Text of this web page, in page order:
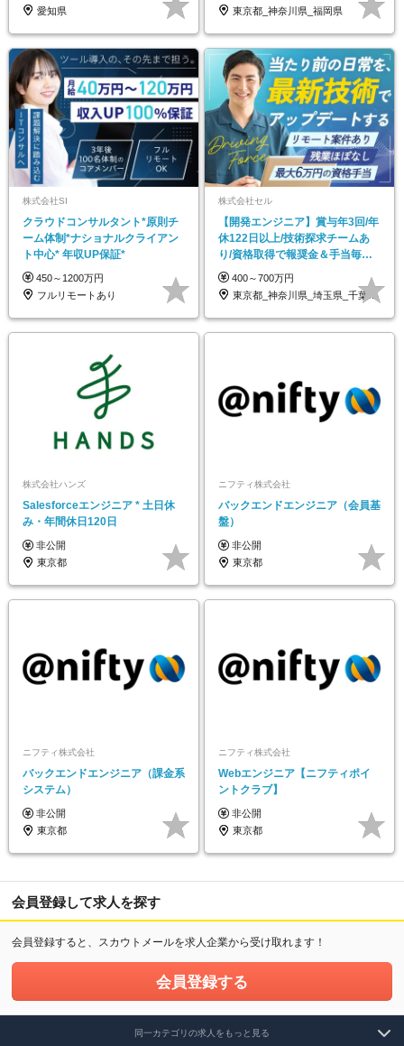
愛知県
東京都_神奈川県_福岡県
株式会社SI
クラウドコンサルタント*原則チ
ーム体制*ナショナルクライアン
ト中心* 年収UP保証*
450～1200万円
フルリモートあり
株式会社セル
【開発エンジニア】賞与年3回/年
休122日以上/技術探求チームあ
り/資格取得で報奨金＆手当毎月
支給/受託案件有
400～700万円
東京都_神奈川県_埼玉県_千葉県_大阪府
株式会社ハンズ
Salesforceエンジニア * 土日休
み・年間休日120日
非公開
東京都
ニフティ株式会社
バックエンドエンジニア（会員基
盤）
非公開
東京都
ニフティ株式会社
バックエンドエンジニア（課金系
システム）
非公開
東京都
ニフティ株式会社
Webエンジニア【ニフティポイ
ントクラブ】
非公開
東京都
会員登録して求人を探す
会員登録すると、スカウトメールを求人企業から受け取れます！
会員登録する
同一カテゴリの求人をもっと見る